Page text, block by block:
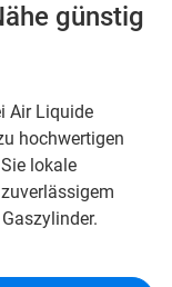
günstig
Air Liquide
hochwertigen
lokale